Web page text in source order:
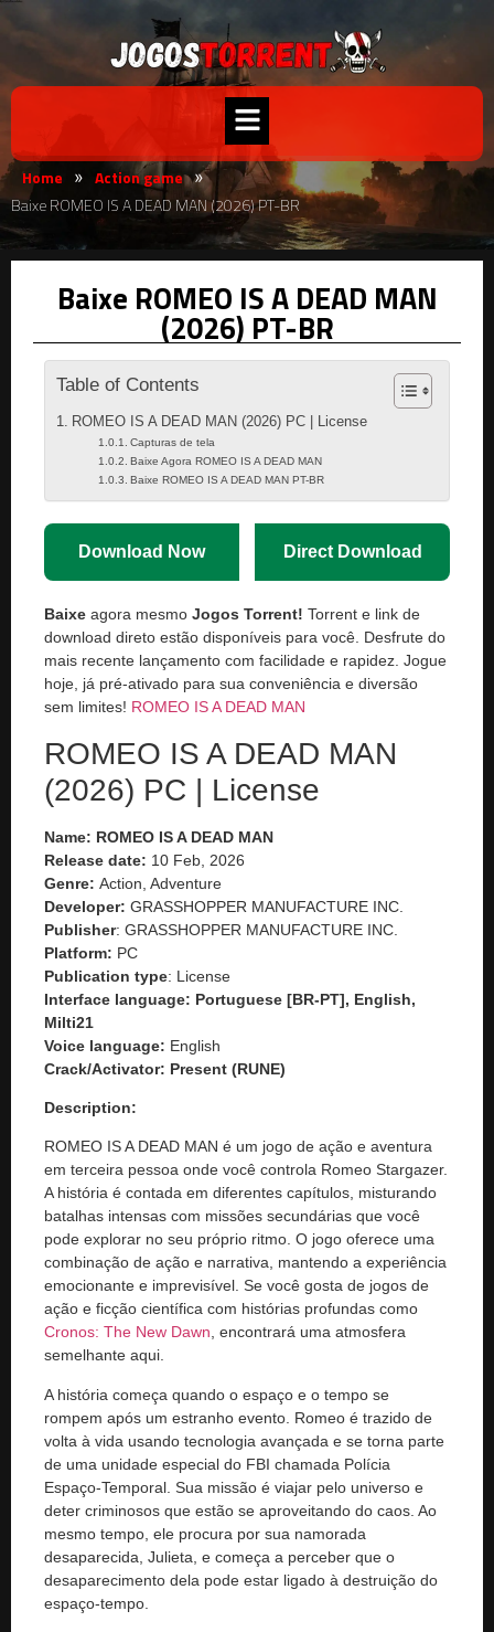
Home » Action game »
Baixe ROMEO IS A DEAD MAN (2026) PT-BR
Baixe ROMEO IS A DEAD MAN
(2026) PT-BR
Table of Contents
ROMEO IS A DEAD MAN (2026) PC | License
Capturas de tela
Baixe Agora ROMEO IS A DEAD MAN
Baixe ROMEO IS A DEAD MAN PT-BR
Download Now Direct Download
Baixe agora mesmo Jogos Torrent! Torrent e link de
download direto estão disponíveis para você. Desfrute do
mais recente lançamento com facilidade e rapidez. Jogue
hoje, já pré-ativado para sua conveniência e diversão
sem limites! ROMEO IS A DEAD MAN
ROMEO IS A DEAD MAN
(2026) PC | License
Name: ROMEO IS A DEAD MAN
Release date: 10 Feb, 2026
Genre: Action, Adventure
Developer: GRASSHOPPER MANUFACTURE INC.
Publisher: GRASSHOPPER MANUFACTURE INC.
Platform: PC
Publication type: License
Interface language: Portuguese [BR-PT], English,
Milti21
Voice language: English
Crack/Activator: Present (RUNE)
Description:
ROMEO IS A DEAD MAN é um jogo de ação e aventura
em terceira pessoa onde você controla Romeo Stargazer.
A história é contada em diferentes capítulos, misturando
batalhas intensas com missões secundárias que você
pode explorar no seu próprio ritmo. O jogo oferece uma
combinação de ação e narrativa, mantendo a experiência
emocionante e imprevisível. Se você gosta de jogos de
ação e ficção científica com histórias profundas como
Cronos: The New Dawn, encontrará uma atmosfera
semelhante aqui.
A história começa quando o espaço e o tempo se
rompem após um estranho evento. Romeo é trazido de
volta à vida usando tecnologia avançada e se torna parte
de uma unidade especial do FBI chamada Polícia
Espaço-Temporal. Sua missão é viajar pelo universo e
deter criminosos que estão se aproveitando do caos. Ao
mesmo tempo, ele procura por sua namorada
desaparecida, Julieta, e começa a perceber que o
desaparecimento dela pode estar ligado à destruição do
espaço-tempo.